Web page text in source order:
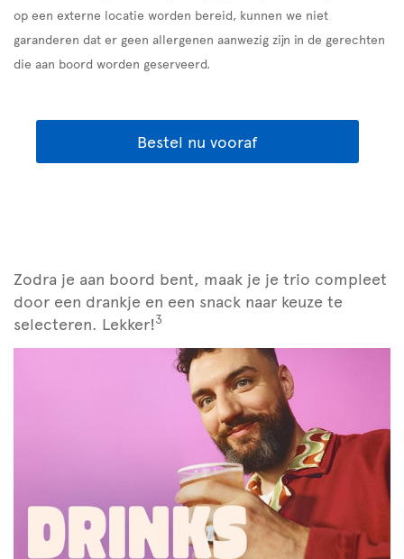
op een externe locatie worden bereid, kunnen we niet
garanderen dat er geen allergenen aanwezig zijn in de gerechten
die aan boord worden geserveerd.
Bestel nu vooraf
Zodra je aan boord bent, maak je je trio compleet
door een drankje en een snack naar keuze te
selecteren. Lekker!3